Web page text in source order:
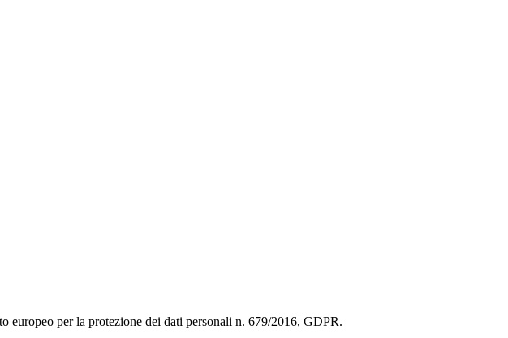
europeo per la protezione dei dati personali n. 679/2016, GDPR.